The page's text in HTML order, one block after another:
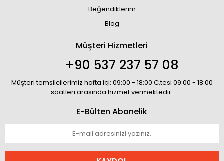
Beğendiklerim
Blog
Müşteri Hizmetleri
+90 537 237 57 08
Müşteri temsilcilerimiz hafta içi: 09:00 - 18:00 C.tesi 09:00 - 18:00
saatleri arasında hizmet vermektedir.
E-Bülten Abonelik